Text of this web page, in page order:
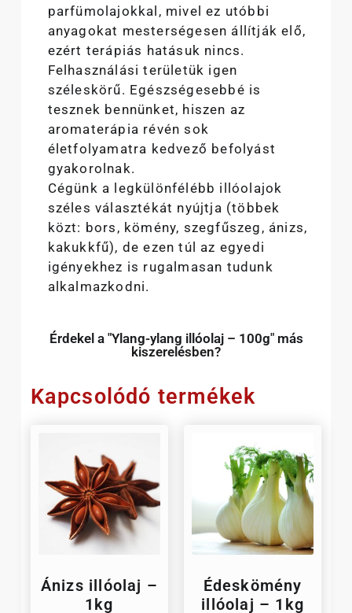
parfümolajokkal, mivel ez utóbbi
anyagokat mesterségesen állítják elő,
ezért terápiás hatásuk nincs.
Felhasználási területük igen
széleskörű. Egészségesebbé is
tesznek bennünket, hiszen az
aromaterápia révén sok
életfolyamatra kedvező befolyást
gyakorolnak.
Cégünk a legkülönfélébb illóolajok
széles választékát nyújtja (többek
közt: bors, kömény, szegfűszeg, ánizs,
kakukkfű), de ezen túl az egyedi
igényekhez is rugalmasan tudunk
alkalmazkodni.
Érdekel a "Ylang-ylang illóolaj – 100g" más
kiszerelésben?
Kapcsolódó termékek
Ánizs illóolaj –
1kg
Édeskömény
illóolaj – 1kg